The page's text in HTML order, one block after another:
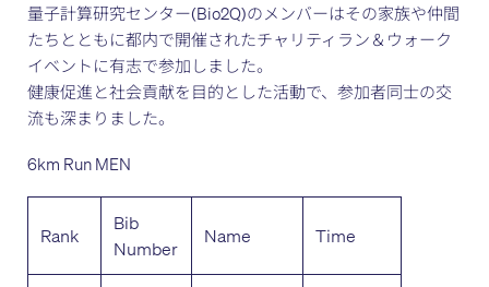
量子計算研究センター(Bio2Q)のメンバーはその家族や仲間
たちとともに都内で開催されたチャリティラン＆ウォーク
イベントに有志で参加しました。
健康促進と社会貢献を目的とした活動で、参加者同士の交
流も深まりました。
6km Run MEN
Rank
Bib
Number
Name Time